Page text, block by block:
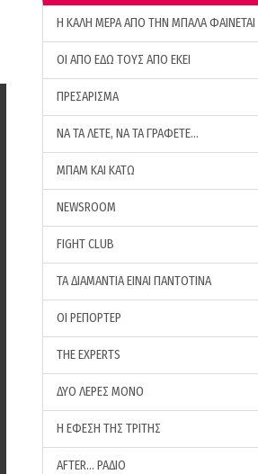
H ΚΑΛΗ ΜΕΡΑ ΑΠΟ ΤΗΝ ΜΠΑΛΑ ΦΑΙΝΕΤΑΙ
ΟΙ ΑΠΟ ΕΔΩ ΤΟΥΣ ΑΠΟ ΕΚΕΙ
ΠΡΕΣΑΡΙΣΜΑ
ΝΑ ΤΑ ΛΕΤΕ, ΝΑ ΤΑ ΓΡΑΦΕΤΕ…
ΜΠΑΜ ΚΑΙ ΚΑΤΩ
NEWSROOM
FIGHT CLUB
ΤΑ ΔΙΑΜΑΝΤΙΑ ΕΙΝΑΙ ΠΑΝΤΟΤΙΝΑ
ΟΙ ΡΕΠΟΡΤΕΡ
THE EXPERTS
ΔΥΟ ΛΕΡΕΣ ΜΟΝΟ
Η ΕΦΕΣΗ ΤΗΣ ΤΡΙΤΗΣ
AFTER… ΡΑΔΙΟ